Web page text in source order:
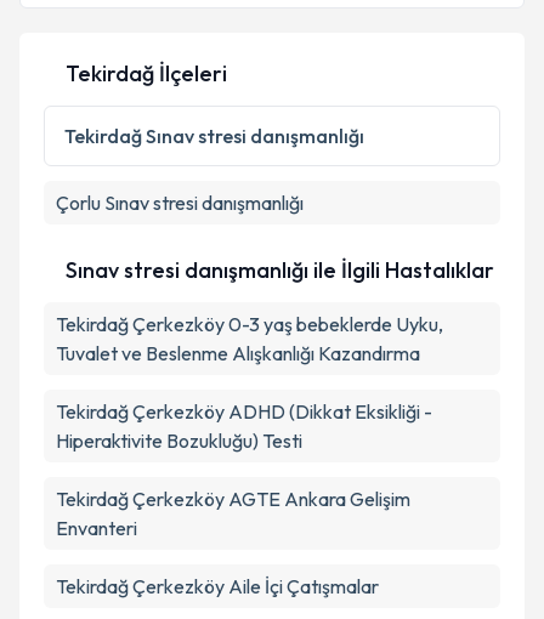
Tekirdağ İlçeleri
TekirdağSınav stresi danışmanlığı
Çorlu Sınav stresi danışmanlığı
Sınav stresi danışmanlığı ile İlgili Hastalıklar
Tekirdağ Çerkezköy 0-3 yaş bebeklerde Uyku,
Tuvalet ve Beslenme Alışkanlığı Kazandırma
Tekirdağ Çerkezköy ADHD (Dikkat Eksikliği -
Hiperaktivite Bozukluğu) Testi
Tekirdağ Çerkezköy AGTE Ankara Gelişim
Envanteri
Tekirdağ Çerkezköy Aile İçi Çatışmalar